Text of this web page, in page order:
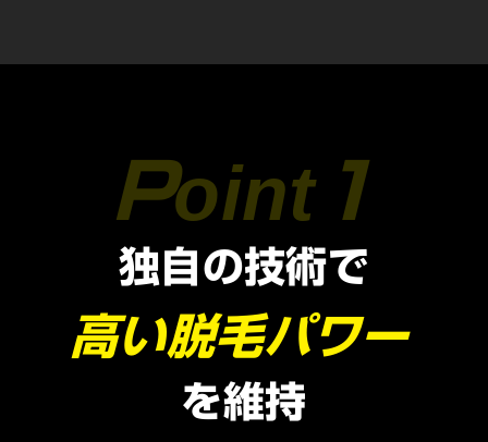
独自の技術で
高い脱毛パワー
を維持